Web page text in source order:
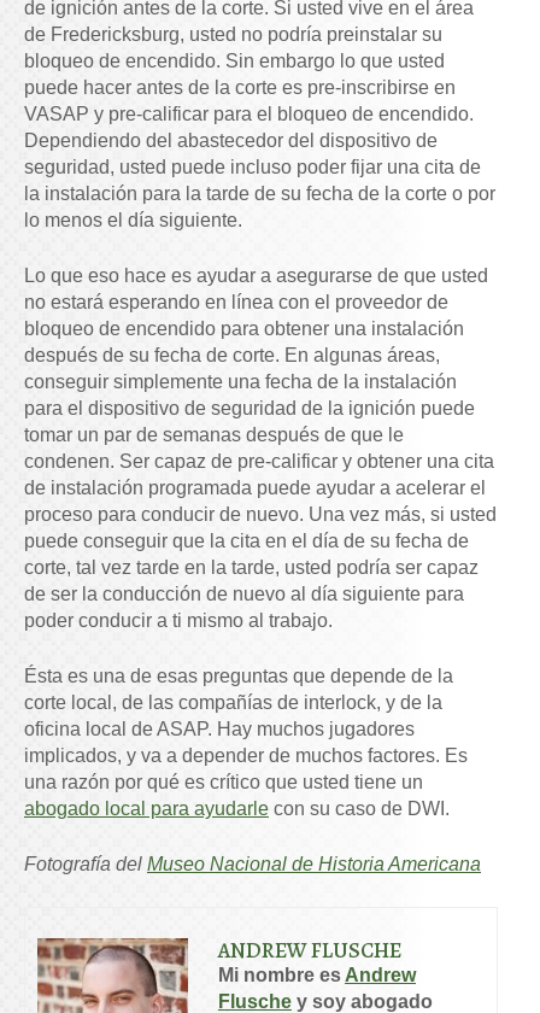
de ignición antes de la corte. Si usted vive en el área
de Fredericksburg, usted no podría preinstalar su
bloqueo de encendido. Sin embargo lo que usted
puede hacer antes de la corte es pre-inscribirse en
VASAP y pre-calificar para el bloqueo de encendido.
Dependiendo del abastecedor del dispositivo de
seguridad, usted puede incluso poder fijar una cita de
la instalación para la tarde de su fecha de la corte o por
lo menos el día siguiente.
Lo que eso hace es ayudar a asegurarse de que usted
no estará esperando en línea con el proveedor de
bloqueo de encendido para obtener una instalación
después de su fecha de corte. En algunas áreas,
conseguir simplemente una fecha de la instalación
para el dispositivo de seguridad de la ignición puede
tomar un par de semanas después de que le
condenen. Ser capaz de pre-calificar y obtener una cita
de instalación programada puede ayudar a acelerar el
proceso para conducir de nuevo. Una vez más, si usted
puede conseguir que la cita en el día de su fecha de
corte, tal vez tarde en la tarde, usted podría ser capaz
de ser la conducción de nuevo al día siguiente para
poder conducir a ti mismo al trabajo.
Ésta es una de esas preguntas que depende de la
corte local, de las compañías de interlock, y de la
oficina local de ASAP. Hay muchos jugadores
implicados, y va a depender de muchos factores. Es
una razón por qué es crítico que usted tiene un
abogado local para ayudarle con su caso de DWI.
Fotografía del Museo Nacional de Historia Americana
ANDREW FLUSCHE
Mi nombre es Andrew
Flusche y soy abogado